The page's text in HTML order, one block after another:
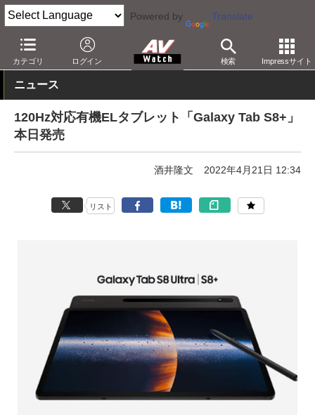
Powered by Translate
カテゴリ ログイン 検索 Impressサイト
AV Watch 製品 タブレット
ニュース
120Hz対応有機ELタブレット「Galaxy Tab S8+」
本日発売
酒井隆文 2022年4月21日 12:34
リスト